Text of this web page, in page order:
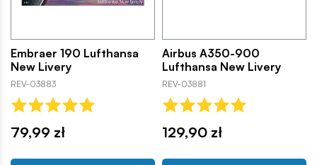
Embraer 190 Lufthansa
New Livery
REV-03883
79,99 zł
Airbus A350-900
Lufthansa New Livery
REV-03881
129,90 zł